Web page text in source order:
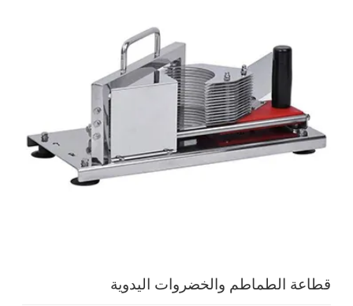
قطاعة الطماطم والخضروات اليدوية